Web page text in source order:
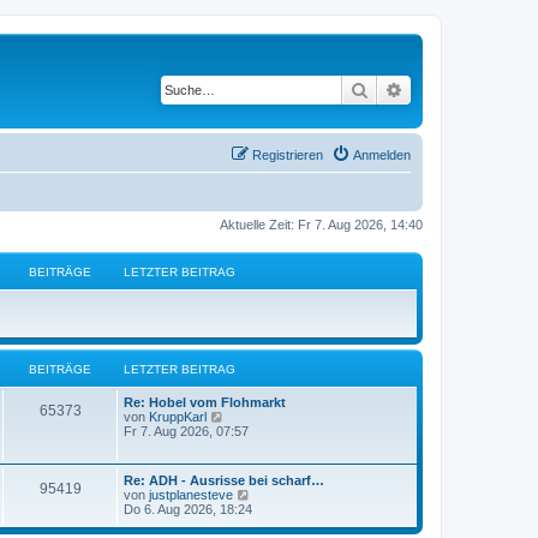
Suche
Anmelden
Registrieren
Aktuelle Zeit: Fr 7. Aug 2026, 14:40
BEITRÄGE LETZTER BEITRAG
BEITRÄGE LETZTER BEITRAG
65373B
r
L
e
t
e
r
B
e
i
Re: Hobel vom Flohmarkt
von KruppKarl
e
t
e
r
B
Fr 7. Aug 2026, 07:57
95419B
L
e
t
Re: ADH - Ausrisse bei scharf…
von justplanesteve
e
Do 6. Aug 2026, 18:24